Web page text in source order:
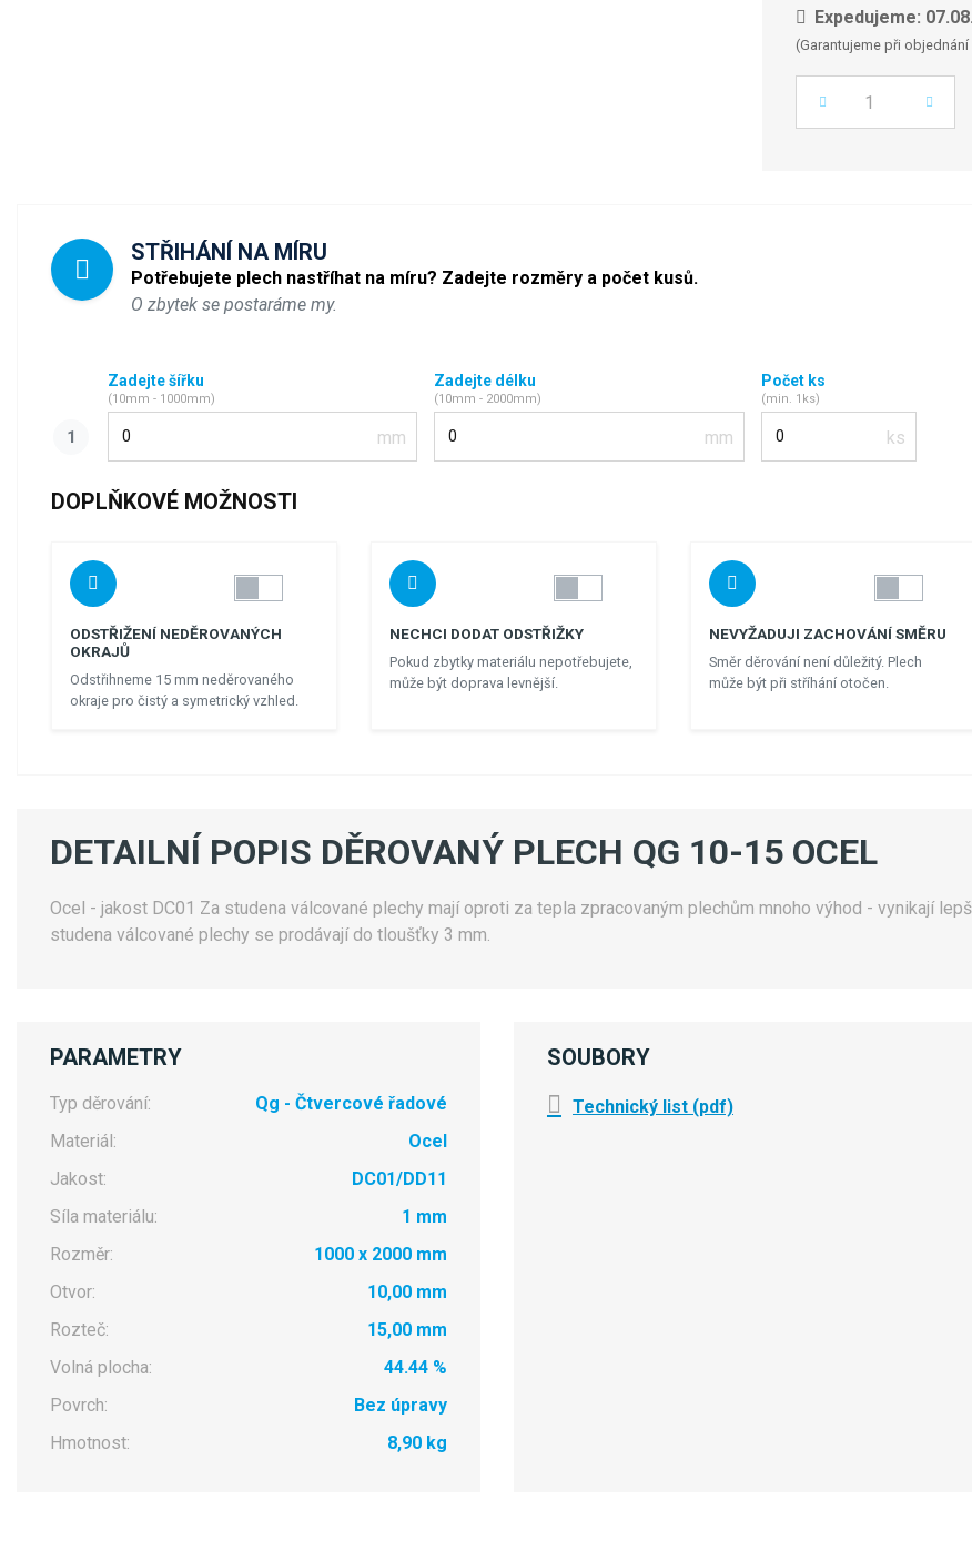
Expedujeme:
(Garantujeme při
Počet
STŘIHÁNÍ NA MÍRU
Potřebujete plech nastříhat na míru? Zadejte rozměry a počet kusů.
O zbytek se postaráme my.
Zadejte šířku
(10mm - 1000mm)
Zadejte délku
(10mm - 2000mm)
Počet ks
(min. 1ks)
DOPLŇKOVÉ MOŽNOSTI
ODSTŘIŽENÍ NEDĚROVANÝCH
OKRAJŮ
Odstřihneme 15 mm neděrovaného
okraje pro čistý a symetrický vzhled.
NECHCI DODAT ODSTŘIŽKY
Pokud zbytky materiálu nepotřebujete,
může být doprava levnější.
NEVYŽADUJI ZACHOVÁNÍ SMĚRU
Směr děrování není důležitý. Plech
může být při stříhání otočen.
DETAILNÍ POPIS DĚROVANÝ PLECH QG 10-15 OCEL
Ocel - jakost DC01 Za studena válcované plechy mají oproti za tepla zpracovaným plechům mnoho výhod - vynikají
studena válcované plechy se prodávají do tloušťky 3 mm.
PARAMETRY
Typ děrování:
Qg - Čtvercové řadové
Materiál:
Ocel
Jakost:
DC01/DD11
Síla materiálu:
1 mm
Rozměr:
1000 x 2000 mm
Otvor:
10,00 mm
Rozteč:
15,00 mm
Volná plocha:
44.44 %
Povrch:
Bez úpravy
Hmotnost:
8,90 kg
SOUBORY
Technický list (pdf)